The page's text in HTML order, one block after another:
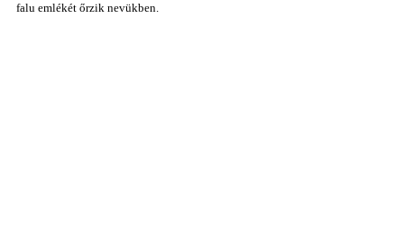
falu emlékét őrzik nevükben.